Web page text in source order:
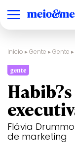
Início ▸Gente ▸Gente ▸
gente
Flávia
de marketing